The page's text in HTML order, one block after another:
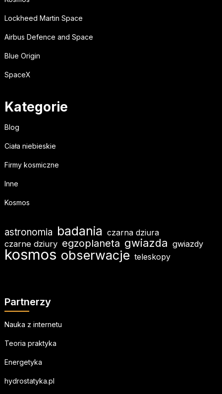
Lockheed Martin Space
Airbus Defence and Space
Blue Origin
SpaceX
Kategorie
Blog
Ciała niebieskie
Firmy kosmiczne
Inne
Kosmos
astronomia badania czarna dziura
czarne dziury egzoplaneta gwiazda gwiazdy
kosmos obserwacje teleskopy
Partnerzy
Nauka z internetu
Teoria praktyka
Energetyka
hydrostatyka.pl